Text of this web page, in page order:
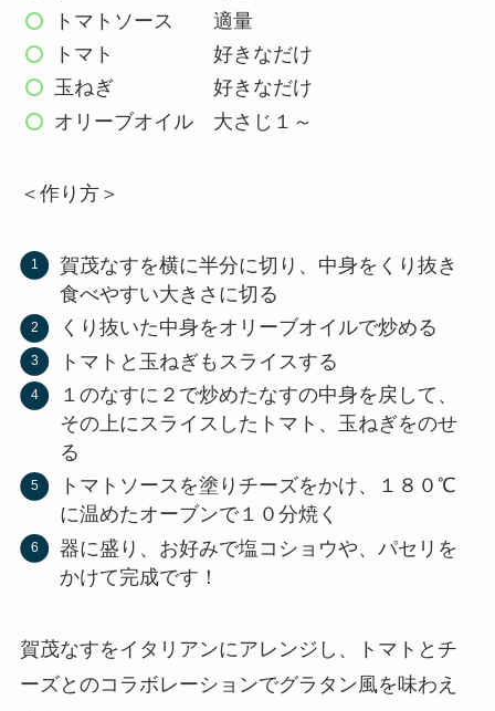
トマトソース 適量
トマト 好きなだけ
玉ねぎ 好きなだけ
オリーブオイル 大さじ１～
＜作り方＞
賀茂なすを横に半分に切り、中身をくり抜き
食べやすい大きさに切る
くり抜いた中身をオリーブオイルで炒める
トマトと玉ねぎもスライスする
１のなすに２で炒めたなすの中身を戻して、
その上にスライスしたトマト、玉ねぎをのせ
る
トマトソースを塗りチーズをかけ、１８０℃
に温めたオーブンで１０分焼く
器に盛り、お好みで塩コショウや、パセリを
かけて完成です！
賀茂なすをイタリアンにアレンジし、トマトとチ
ーズとのコラボレーションでグラタン風を味わえ